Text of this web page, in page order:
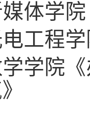
体学
工程
学院